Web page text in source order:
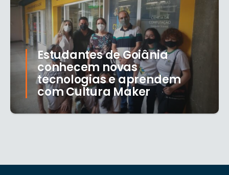
Estudantes de Goiânia
conhecem novas
tecnologias e aprendem
com Cultura Maker